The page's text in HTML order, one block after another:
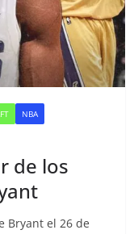
NBA
de los
Bryant el 26 de